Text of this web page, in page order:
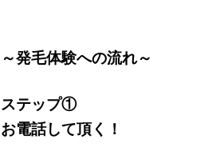
～発毛体験への流れ～
ステップ①
お電話して頂く！